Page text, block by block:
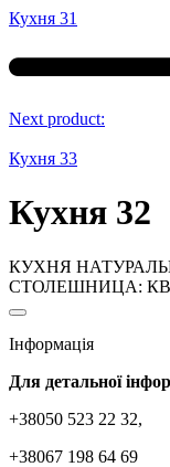
Кухня 31
Next product:
Кухня 33
Кухня 32
КУХНЯ
СТОЛЕШНИЦА:
Інформація
Для детальної
+38050 523 22 32,
+38067 198 64 69